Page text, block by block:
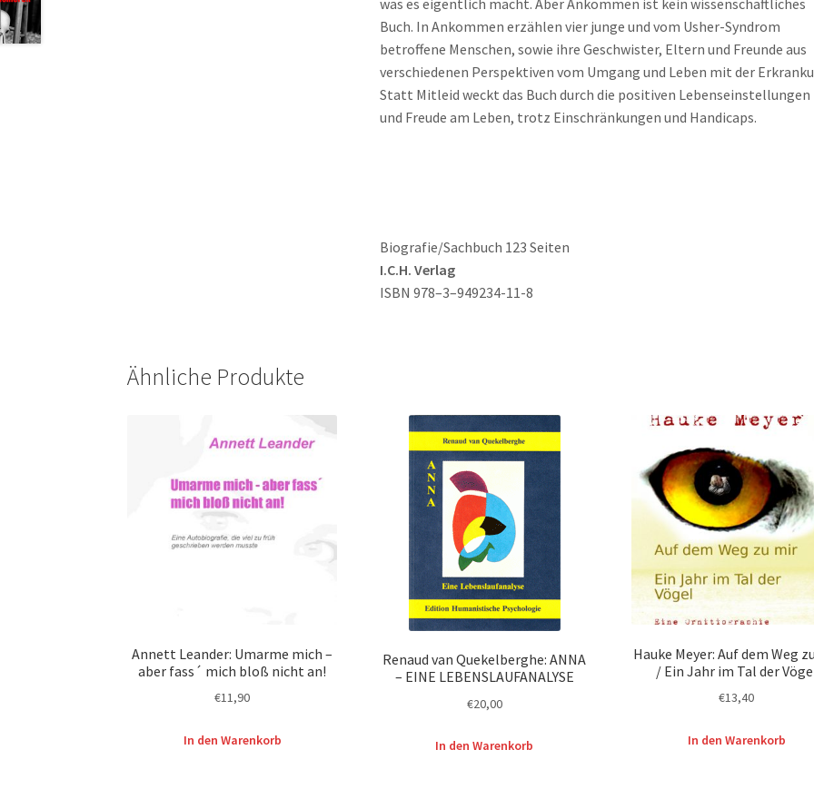
was es eigentlich macht. Aber Ankommen ist kein wissenschaftliches
Buch. In Ankommen erzählen vier junge und vom Usher-Syndrom
betroffene Menschen, sowie ihre Geschwister, Eltern und Freunde aus
verschiedenen Perspektiven vom Umgang und Leben mit der
Statt Mitleid weckt das Buch durch die positiven Lebenseinstellungen
und Freude am Leben, trotz Einschränkungen und Handicaps.
Biografie/Sachbuch 123 Seiten
I.C.H. Verlag
ISBN 978–3–949234-11-8
Ähnliche Produkte
Annett Leander: Umarme mich –
aber fass´ mich bloß nicht an!
€11,90
In den Warenkorb
Renaud van Quekelberghe: ANNA
– EINE LEBENSLAUFANALYSE
€20,00
In den Warenkorb
Hauke Meyer: Auf dem Weg
/ Ein Jahr im Tal der
€13,40
In den Warenkorb